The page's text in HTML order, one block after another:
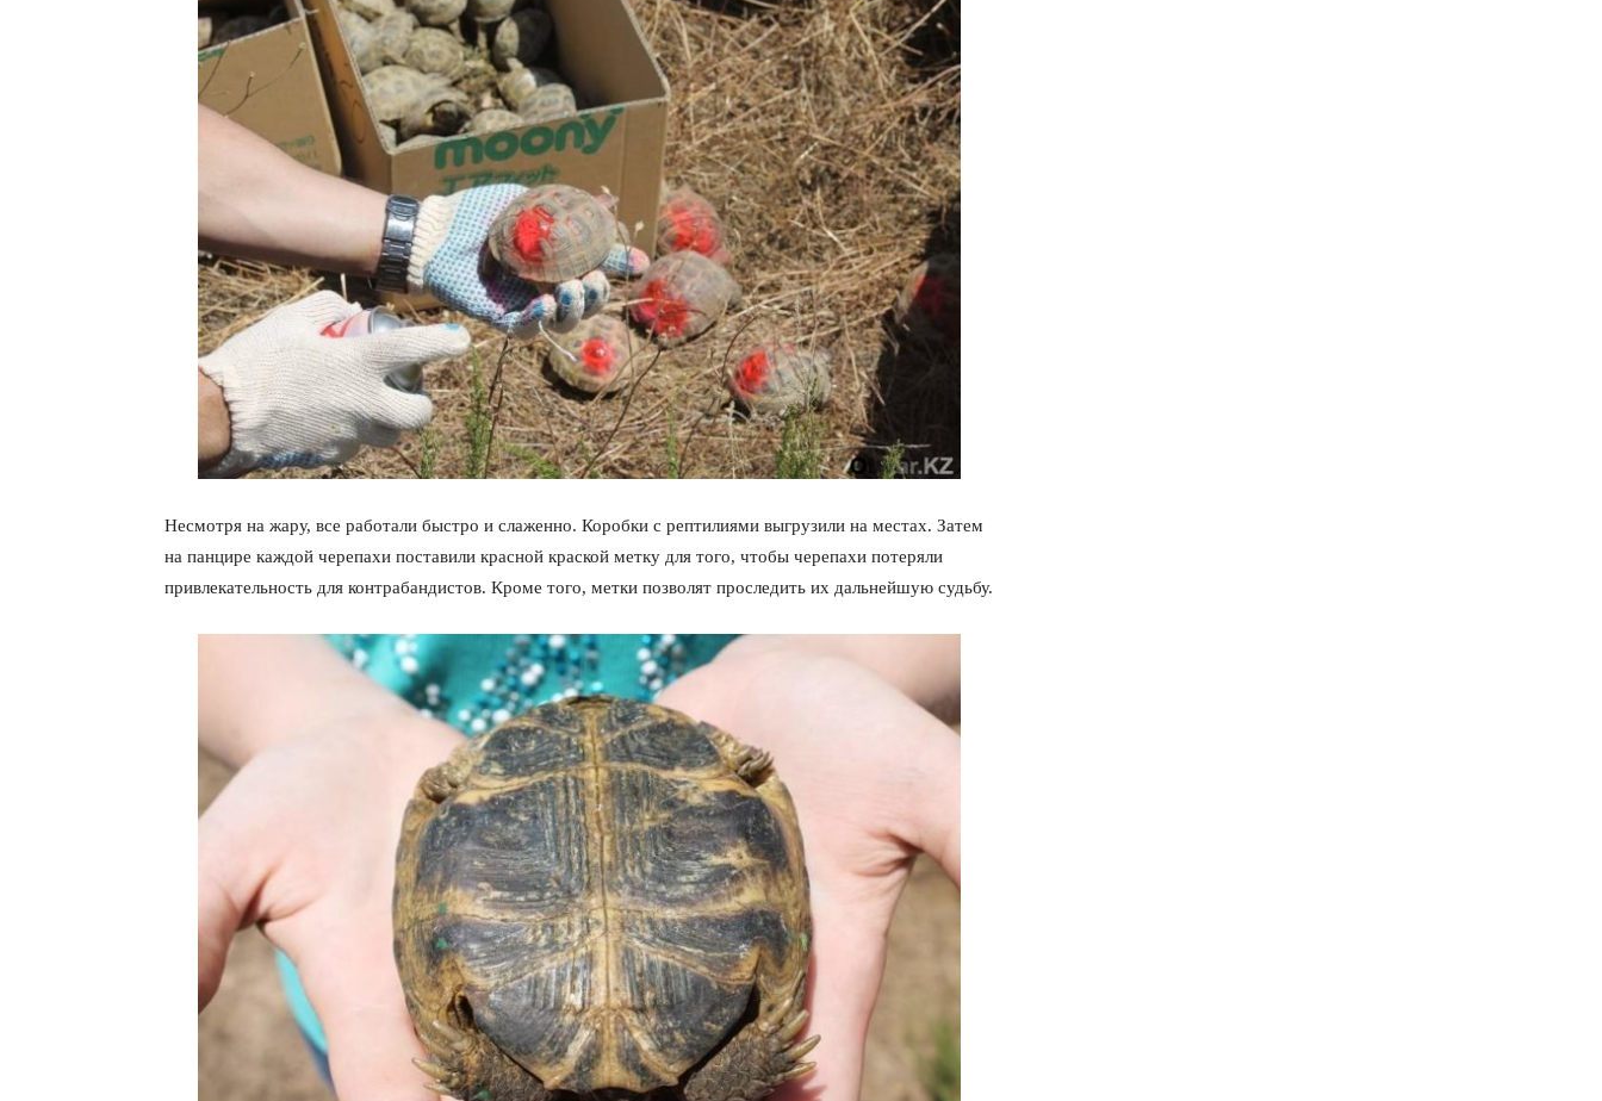
Несмотря на жару, все работали быстро и слаженно. Коробки с рептилиями выгрузили на местах. Затем
на панцире каждой черепахи поставили красной краской метку для того, чтобы черепахи потеряли
привлекательность для контрабандистов. Кроме того, метки позволят проследить их дальнейшую судьбу.